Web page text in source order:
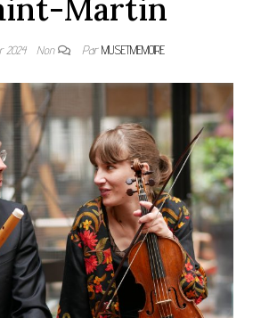
Martin
2024 Non ParMUSETMEMOIRE